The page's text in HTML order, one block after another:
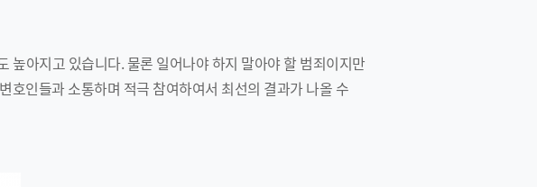
높아지고 있습니다. 물론 일어나야 하지 말아야 할 범죄이지만
호인들과 소통하며 적극 참여하여서 최선의 결과가 나올 수